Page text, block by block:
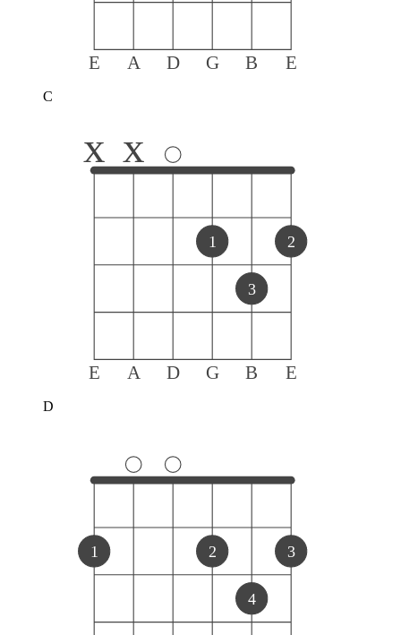
E A D G B E
C
E A D G B E
x x
1
3
2
D
1 2
4
3